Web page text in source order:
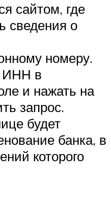
сайтом, где
сведения о
номеру.
ИНН в
и нажать на
запрос.
будет
банка, в
которого